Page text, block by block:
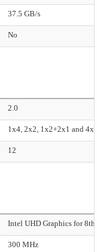
37.5 GB/s
No
2.0
1x4, 2x2, 1x2+2x1 and
12
300 MHz